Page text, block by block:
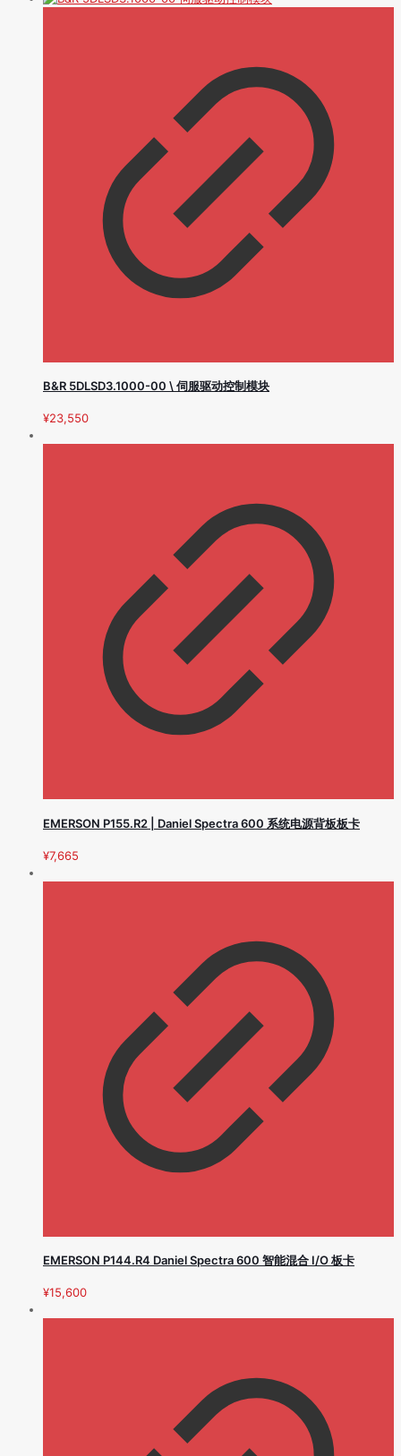
B&R 5DLSD3.1000-00 \ 伺服驱动控制模块
¥23,550
EMERSON P155.R2 | Daniel Spectra 600 系统电源背板板卡
¥7,665
EMERSON P144.R4 Daniel Spectra 600 智能混合 I/O 板卡
¥15,600